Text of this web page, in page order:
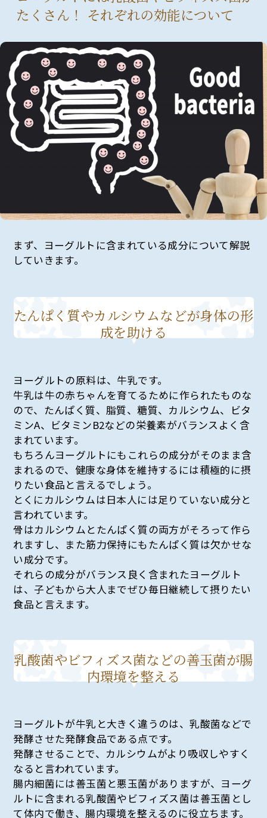
たくさん！ それぞれの効能について
まず、ヨーグルトに含まれている成分について解説
していきます。
たんぱく質やカルシウムなどが身体の形
成を助ける
ヨーグルトの原料は、牛乳です。
牛乳は牛の赤ちゃんを育てるために作られたものな
ので、たんぱく質、脂質、糖質、カルシウム、ビタ
ミンA、ビタミンB2などの栄養素がバランスよく含
まれています。
もちろんヨーグルトにもこれらの成分がそのまま含
まれるので、健康な身体を維持するには積極的に摂
りたい食品と言えるでしょう。
とくにカルシウムは日本人には足りていない成分と
言われています。
骨はカルシウムとたんぱく質の両方がそろって作ら
れますし、また筋力保持にもたんぱく質は欠かせな
い成分です。
それらの成分がバランス良く含まれたヨーグルト
は、子どもから大人までぜひ毎日継続して摂りたい
食品と言えます。
乳酸菌やビフィズス菌などの善玉菌が腸
内環境を整える
ヨーグルトが牛乳と大きく違うのは、乳酸菌などで
発酵させた発酵食品である点です。
発酵させることで、カルシウムがより吸収しやすく
なると言われています。
腸内細菌には善玉菌と悪玉菌がありますが、ヨーグ
ルトに含まれる乳酸菌やビフィズス菌は善玉菌とし
て体内で働き、腸内環境を整えるのに役立ちます。